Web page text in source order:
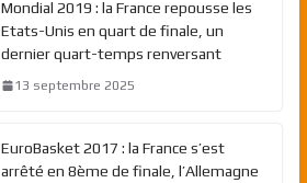
Mondial 2019 : la France repousse les
Etats-Unis en quart de finale, un
dernier quart-temps renversant
13 septembre 2025
EuroBasket 2017 : la France s’est
arrêté en 8ème de finale, l’Allemagne